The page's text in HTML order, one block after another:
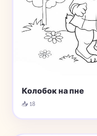
Колобок на пне
📥 18